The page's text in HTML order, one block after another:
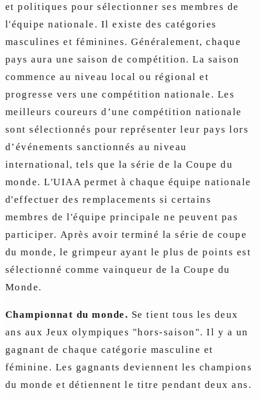
et politiques pour sélectionner ses membres de
l'équipe nationale. Il existe des catégories
masculines et féminines. Généralement, chaque
pays aura une saison de compétition. La saison
commence au niveau local ou régional et
progresse vers une compétition nationale. Les
meilleurs coureurs d’une compétition nationale
sont sélectionnés pour représenter leur pays lors
d’événements sanctionnés au niveau
international, tels que la série de la Coupe du
monde. L'UIAA permet à chaque équipe nationale
d'effectuer des remplacements si certains
membres de l'équipe principale ne peuvent pas
participer. Après avoir terminé la série de coupe
du monde, le grimpeur ayant le plus de points est
sélectionné comme vainqueur de la Coupe du
Monde.
Championnat du monde. Se tient tous les deux
ans aux Jeux olympiques "hors-saison". Il y a un
gagnant de chaque catégorie masculine et
féminine. Les gagnants deviennent les champions
du monde et détiennent le titre pendant deux ans.